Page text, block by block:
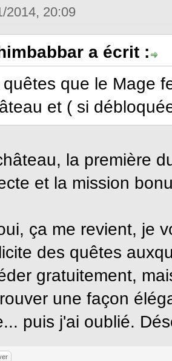
2014, 20:09
a écrit :
quêtes que le Mage
et ( si
la première
et la mission
ça me revient, je
des quêtes
gratuitement,
une façon
puis j'ai oublié.